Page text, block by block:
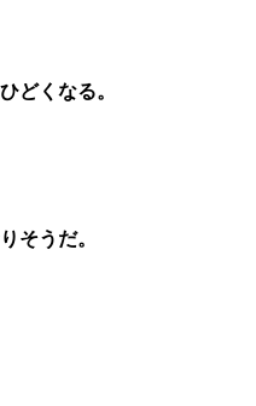
どくなる。
そうだ。